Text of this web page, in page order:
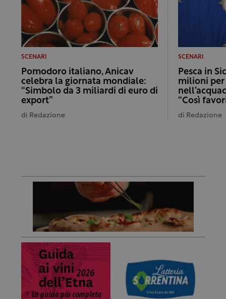
SCENARI
Pomodoro italiano, Anicav
celebra la giornata mondiale:
“Simbolo da 3 miliardi di euro di
export”
di Redazione
SCENARI
Pesca in
milioni
“Così
di Redazione